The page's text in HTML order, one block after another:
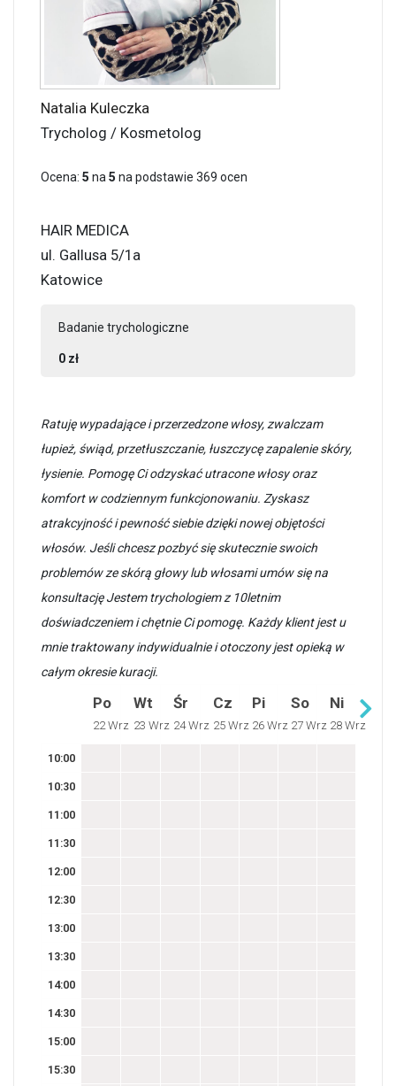
Natalia Kuleczka
Trycholog / Kosmetolog
Ocena: 5 na 5 na podstawie 369 ocen
HAIR MEDICA
ul. Gallusa 5/1a
Katowice
Badanie trychologiczne
0 zł
Ratuję wypadające i przerzedzone włosy, zwalczam
łupież, świąd, przetłuszczanie, łuszczycę zapalenie skóry,
łysienie. Pomogę Ci odzyskać utracone włosy oraz
komfort w codziennym funkcjonowaniu. Zyskasz
atrakcyjność i pewność siebie dzięki nowej objętości
włosów. Jeśli chcesz pozbyć się skutecznie swoich
problemów ze skórą głowy lub włosami umów się na
konsultację Jestem trychologiem z 10letnim
doświadczeniem i chętnie Ci pomogę. Każdy klient jest u
mnie traktowany indywidualnie i otoczony jest opieką w
całym okresie kuracji.
Po
22 Wrz
Wt
23 Wrz
Śr
24 Wrz
Cz
25 Wrz
Pi
26 Wrz
So
27 Wrz
Ni
28 Wrz
10:00
10:30
11:00
11:30
12:00
12:30
13:00
13:30
14:00
14:30
15:00
15:30